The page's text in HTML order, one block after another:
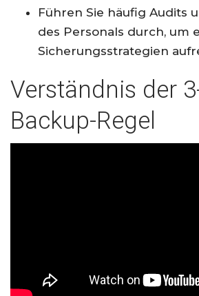
Führen Sie häufig Audits
des Personals durch, um
Sicherungsstrategien
Verständnis der
Backup-Regel